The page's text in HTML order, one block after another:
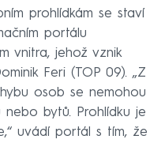
prohlídkám se staví
portálu
vnitra, jehož vznik
Feri (TOP 09). „Z
osob se nemohou
bytů. Prohlídku je
uvádí portál s tím, že